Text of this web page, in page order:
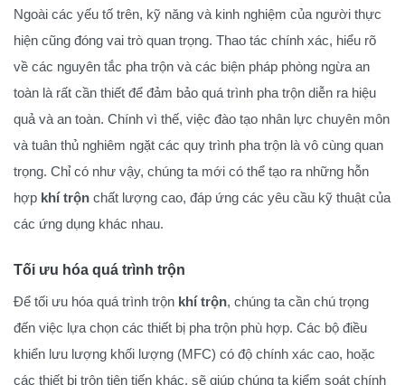
Ngoài các yếu tố trên, kỹ năng và kinh nghiệm của người thực
hiện cũng đóng vai trò quan trọng. Thao tác chính xác, hiểu rõ
về các nguyên tắc pha trộn và các biện pháp phòng ngừa an
toàn là rất cần thiết để đảm bảo quá trình pha trộn diễn ra hiệu
quả và an toàn. Chính vì thế, việc đào tạo nhân lực chuyên môn
và tuân thủ nghiêm ngặt các quy trình pha trộn là vô cùng quan
trọng. Chỉ có như vậy, chúng ta mới có thể tạo ra những hỗn
hợp khí trộn chất lượng cao, đáp ứng các yêu cầu kỹ thuật của
các ứng dụng khác nhau.
Tối ưu hóa quá trình trộn
Để tối ưu hóa quá trình trộn khí trộn, chúng ta cần chú trọng
đến việc lựa chọn các thiết bị pha trộn phù hợp. Các bộ điều
khiển lưu lượng khối lượng (MFC) có độ chính xác cao, hoặc
các thiết bị trộn tiên tiến khác, sẽ giúp chúng ta kiểm soát chính